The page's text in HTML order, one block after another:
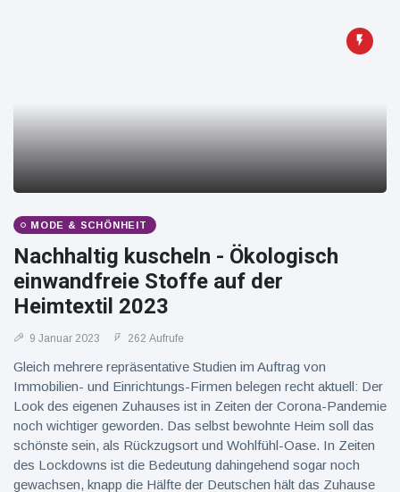
MODE & SCHÖNHEIT
Nachhaltig kuscheln - Ökologisch
einwandfreie Stoffe auf der
Heimtextil 2023
9 Januar 2023 262 Aufrufe
Gleich mehrere repräsentative Studien im Auftrag von
Immobilien- und Einrichtungs-Firmen belegen recht aktuell: Der
Look des eigenen Zuhauses ist in Zeiten der Corona-Pandemie
noch wichtiger geworden. Das selbst bewohnte Heim soll das
schönste sein, als Rückzugsort und Wohlfühl-Oase. In Zeiten
des Lockdowns ist die Bedeutung dahingehend sogar noch
gewachsen, knapp die Hälfte der Deutschen hält das Zuhause